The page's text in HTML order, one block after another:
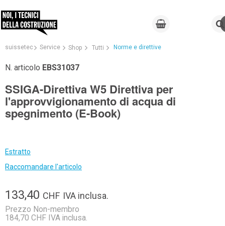
suissetec Service Shop Tutti Norme e direttive
N. articolo EBS31037
SSIGA-Direttiva W5 Direttiva per
l'approvvigionamento di acqua di
spegnimento (E-Book)
Estratto
Raccomandare l'articolo
133,40 CHF IVA inclusa.
Prezzo Non-membro
184,70 CHF IVA inclusa.